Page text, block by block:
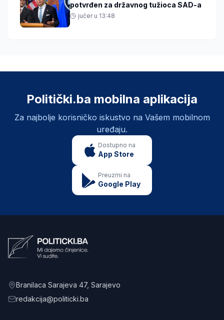
potvrđen za državnog tužioca SAD-a
jučer u 13:48
Politički.ba mobilna aplikacija
Za najbolje korisničko iskustvo na Vašem mobilnom
uređaju.
Dostupno na
App Store
Preuzmi na
Google Play
Branilaca Sarajeva 47, Sarajevo
redakcija@politicki.ba